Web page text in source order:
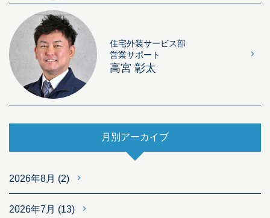
住宅外装サービス部
営業サポート
高宮 彰太
月別アーカイブ
2026年8月 (2)
2026年7月 (13)